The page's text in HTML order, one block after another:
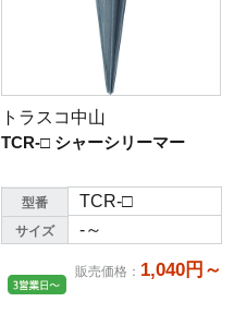
トラスコ中山
TCR-□ シャーシリーマー
型番 TCR-□
サイズ -～
販売価格 ： 1,040円～